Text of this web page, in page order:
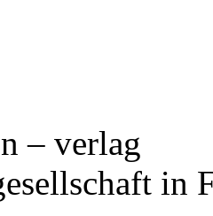
– verlag
in